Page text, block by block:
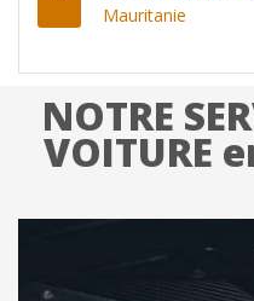
Mauritanie
NOTRE
VOITURE